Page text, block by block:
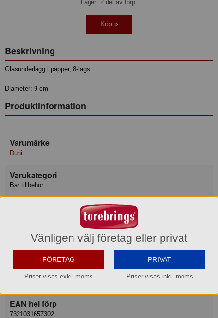
Lager: 2 del av förp.
Köp »
Beskrivning
Glasunderlägg i papper, 8-lags.
Diameter: 9 cm
Produktinformation
Varumärke
Duni
Varukategori
Bar tillbehör
Lev art nr
165730
EAN del förp
EAN hel förp
7321031657302
Vänligen välj företag eller privat
FÖRETAG
Priser visas exkl. moms
PRIVAT
Priser visas inkl. moms